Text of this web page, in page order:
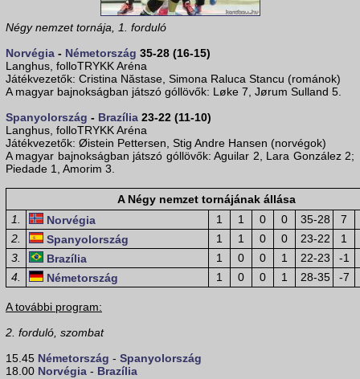
Négy nemzet tornája, 1. forduló
Norvégia - Németország 35-28 (16-15)
Langhus, folloTRYKK Aréna
Játékvezetők: Cristina Năstase, Simona Raluca Stancu (románok)
A magyar bajnokságban játszó góllövők: Løke 7, Jørum Sulland 5.
Spanyolország - Brazília 23-22 (11-10)
Langhus, folloTRYKK Aréna
Játékvezetők: Øistein Pettersen, Stig Andre Hansen (norvégok)
A magyar bajnokságban játszó góllövők: Aguilar 2, Lara González 2;
Piedade 1, Amorim 3.
A Négy nemzet tornájának állása
1.
Norvégia 1 1 0 0 35-28
7
2.
Spanyolország 1 1 0 0 23-22
1
3.
Brazília 1 0 0 1 22-23
-1
4.
Németország 1 0 0 1 28-35 -7
A további program:
2. forduló, szombat
15.45 Németország - Spanyolország
18.00 Norvégia - Brazília